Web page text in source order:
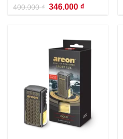
400.000₫ Giá
gốc
là:
346.000 ₫Giá
hiện
tại